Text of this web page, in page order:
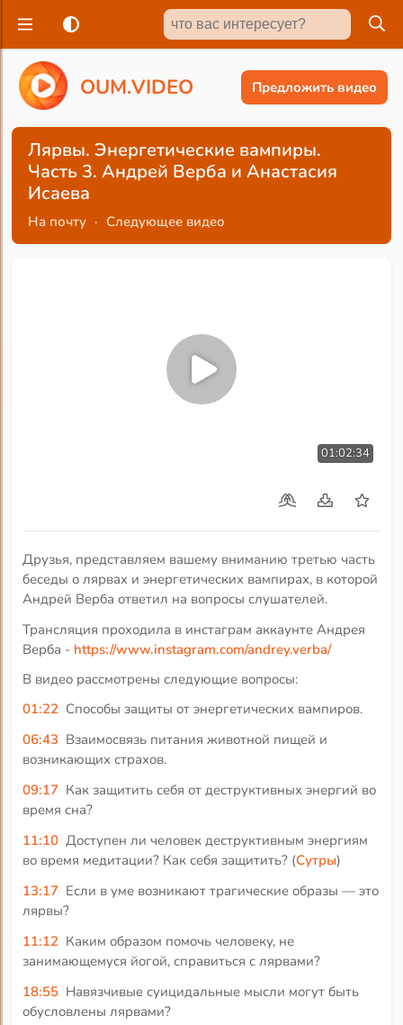
OUM.VIDEO Предложить видео
Лярвы. Энергетические вампиры.
Часть 3. Андрей Верба и Анастасия
Исаева
На почту · Следующее видео
01:02:34
Друзья, представляем вашему вниманию третью часть
беседы о лярвах и энергетических вампирах, в которой
Андрей Верба ответил на вопросы слушателей.
Трансляция проходила в инстаграм аккаунте Андрея
Верба - https://www.instagram.com/andrey.verba/
В видео рассмотрены следующие вопросы:
01:22 Способы защиты от энергетических вампиров.
06:43 Взаимосвязь питания животной пищей и
возникающих страхов.
09:17 Как защитить себя от деструктивных энергий во
время сна?
11:10 Доступен ли человек деструктивным энергиям
во время медитации? Как себя защитить? (Сутры)
13:17 Если в уме возникают трагические образы — это
лярвы?
11:12 Каким образом помочь человеку, не
занимающемуся йогой, справиться с лярвами?
18:55 Навязчивые суицидальные мысли могут быть
обусловлены лярвами?